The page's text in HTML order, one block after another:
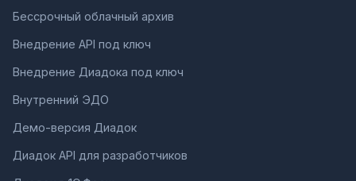
Бессрочный облачный архив
Внедрение API под ключ
Внедрение Диадока под ключ
Внутренний ЭДО
Демо-версия Диадок
Диадок API для разработчиков